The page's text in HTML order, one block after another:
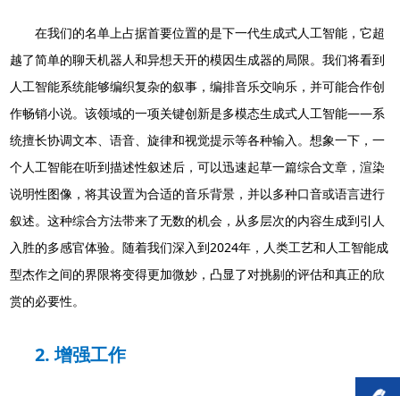
在我们的名单上占据首要位置的是下一代生成式人工智能，它超
越了简单的聊天机器人和异想天开的模因生成器的局限。我们将看到
人工智能系统能够编织复杂的叙事，编排音乐交响乐，并可能合作创
作畅销小说。该领域的一项关键创新是多模态生成式人工智能——系
统擅长协调文本、语音、旋律和视觉提示等各种输入。想象一下，一
个人工智能在听到描述性叙述后，可以迅速起草一篇综合文章，渲染
说明性图像，将其设置为合适的音乐背景，并以多种口音或语言进行
叙述。这种综合方法带来了无数的机会，从多层次的内容生成到引人
入胜的多感官体验。随着我们深入到2024年，人类工艺和人工智能成
型杰作之间的界限将变得更加微妙，凸显了对挑剔的评估和真正的欣
赏的必要性。
2. 增强工作